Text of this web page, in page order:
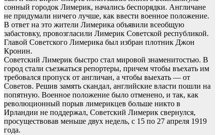
сонный городок Лимерик, начались беспорядки. Англичане
не придумали ничего лучше, как ввести военное положение.
В ответ на это жители Лимерика объявили всеобщую
забастовку, провозгласили Лимерик Советской республикой.
Главой Советского Лимерика был избран плотник Джон
Кронин.
Советский Лимерик быстро стал мировой знаменитостью. В
город стали съезжаться репортеры, причем чтобы въехать им
требовался пропуск от англичан, а чтобы выехать — от
Советов. Решив замять скандал, английские власти пошли на
попятную. Военное положение было отменено, и так, как
революционный порыв лимерикцев больше никто в
Ирландии не поддержал, Советский Лимерик свернулся,
просуществовав меньше двух недель, с 15 по 27 апреля 1919
года.